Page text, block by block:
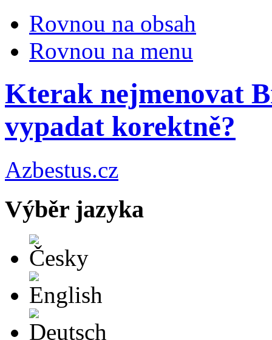
Rovnou na obsah
Rovnou na menu
Kterak nejmenovat
vypadat korektně?
Azbestus.cz
Výběr jazyka